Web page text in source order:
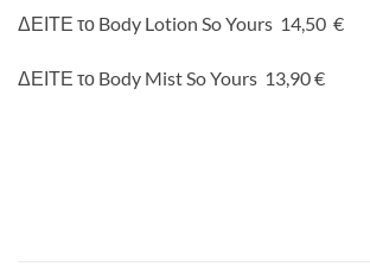
ΔΕΙΤΕ το Body Lotion So Yours 14,50 €
ΔΕΙΤΕ το Body Mist So Yours 13,90€